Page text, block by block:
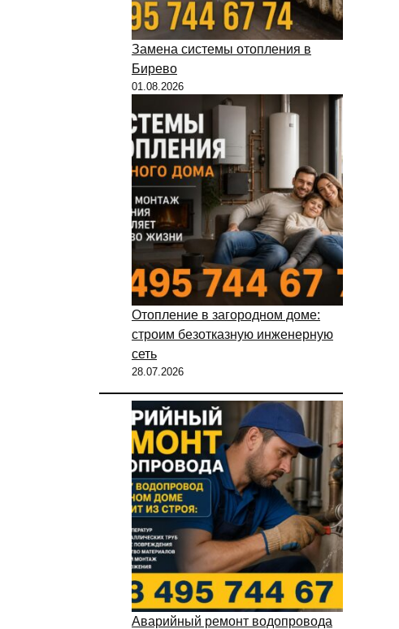
Замена системы отопления в
Бирево
01.08.2026
Отопление в загородном доме:
строим безотказную инженерную
сеть
28.07.2026
Аварийный ремонт водопровода